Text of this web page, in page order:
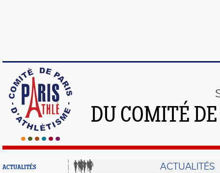
DU COMITÉ
ACTUALITÉS ACTUALITÉS